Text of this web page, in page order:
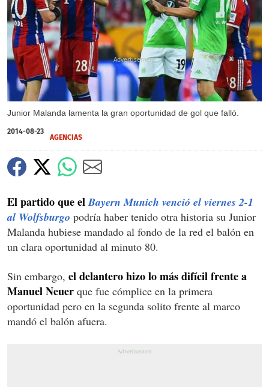
Junior Malanda lamenta la gran oportunidad de gol que falló.
X
2014-08-23
AGENCIAS
El partido que elBayern Munich venció el viernes 2-1
al Wolfsburgo podría haber tenido otra historia su Junior
Malanda hubiese mandado al fondo de la red el balón en
un clara oportunidad al minuto 80.
Sin embargo, el delantero hizo lo más difícil frente a
Manuel Neuer que fue cómplice en la primera
oportunidad pero en la segunda solito frente al marco
mandó el balón afuera.